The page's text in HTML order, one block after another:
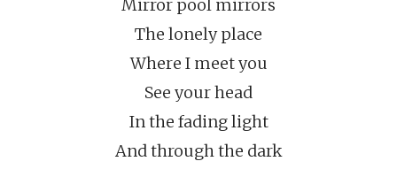
Mirror pool mirrors
The lonely place
Where I meet you
See your head
In the fading light
And through the dark